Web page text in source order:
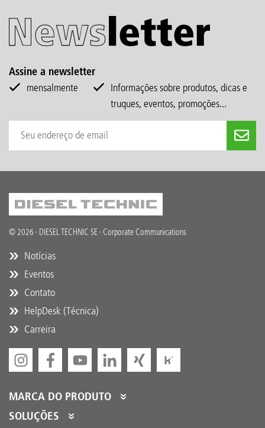
Assine a newsletter
mensalmente
Informações sobre produtos, dicas e
truques, eventos, promoções...
© 2026 · DIESEL TECHNIC SE · Corporate Communications
Notícias
Eventos
Contato
HelpDesk (Técnica)
Carreira
MARCA DO PRODUTO
DT Spare Parts
SOLUÇÕES